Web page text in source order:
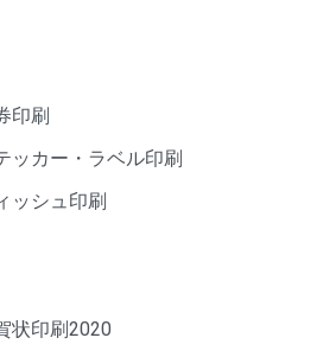
印刷
ッカー・ラベル印刷
ッシュ印刷
状印刷2020